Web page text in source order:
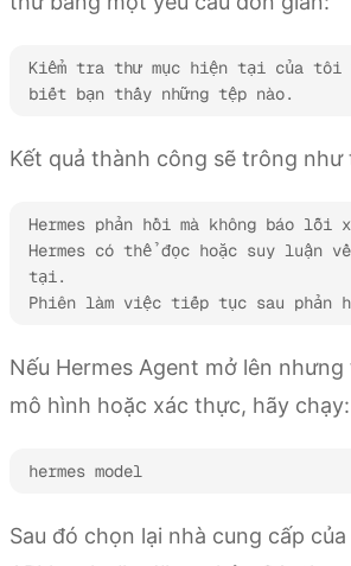
Kiểm tra thư mục hiện tại của tôi
biết bạn thấy những tệp nào.
Kết quả thành công sẽ trông như
Hermes phản hồi mà không báo lỗi
Hermes có thể đọc hoặc suy luận
tại.
Phiên làm việc tiếp tục sau phản
Nếu Hermes Agent mở lên
mô hình hoặc xác thực, hãy chạy:
hermes model
Sau đó chọn lại nhà cung cấp